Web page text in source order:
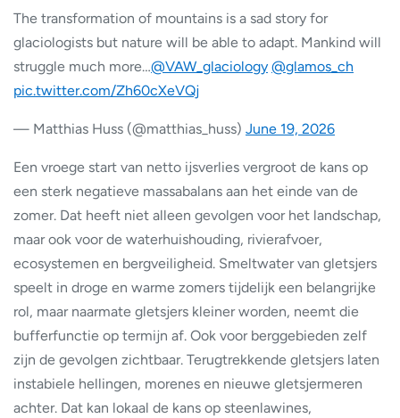
The transformation of mountains is a sad story for
glaciologists but nature will be able to adapt. Mankind will
struggle much more…@VAW_glaciology @glamos_ch
pic.twitter.com/Zh60cXeVQj
— Matthias Huss (@matthias_huss) June 19, 2026
Een vroege start van netto ijsverlies vergroot de kans op
een sterk negatieve massabalans aan het einde van de
zomer. Dat heeft niet alleen gevolgen voor het landschap,
maar ook voor de waterhuishouding, rivierafvoer,
ecosystemen en bergveiligheid. Smeltwater van gletsjers
speelt in droge en warme zomers tijdelijk een belangrijke
rol, maar naarmate gletsjers kleiner worden, neemt die
bufferfunctie op termijn af. Ook voor berggebieden zelf
zijn de gevolgen zichtbaar. Terugtrekkende gletsjers laten
instabiele hellingen, morenes en nieuwe gletsjermeren
achter. Dat kan lokaal de kans op steenlawines,